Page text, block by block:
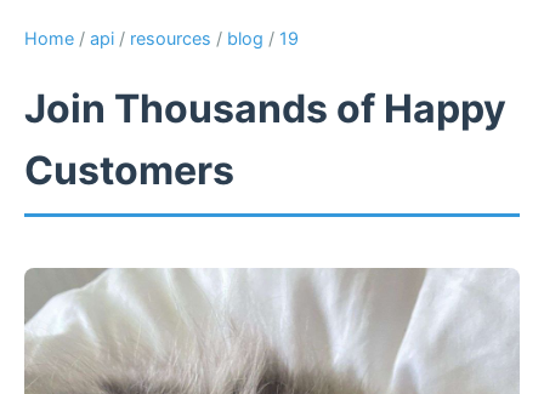
Home / api / resources / blog / 19
Join Thousands of Happy
Customers